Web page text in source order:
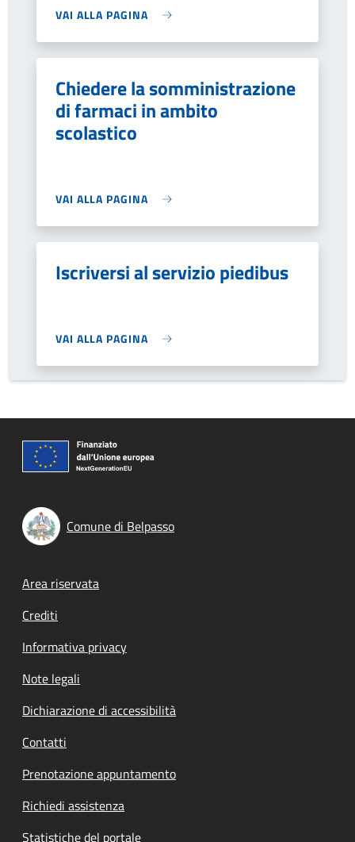
VAI ALLA PAGINA
Chiedere la somministrazione
di farmaci in ambito
scolastico
VAI ALLA PAGINA
Iscriversi al servizio piedibus
VAI ALLA PAGINA
Comune di Belpasso
Footer menu
Area riservata
Crediti
Informativa privacy
Note legali
Dichiarazione di accessibilità
Contatti
Prenotazione appuntamento
Richiedi assistenza
Statistiche del portale